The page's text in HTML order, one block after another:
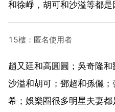
和徐崢，胡可和沙溢等都是
15樓：匿名使用者
趙又廷和高圓圓；吳奇隆和
沙溢和胡可；鄧超和孫儷
希；娛樂圈很多明星夫妻